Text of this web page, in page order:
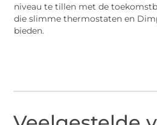
niveau te tillen met de
die slimme thermostaten en
bieden.